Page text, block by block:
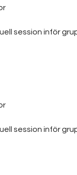
session inför
session inför